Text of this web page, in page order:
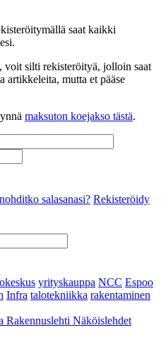
saat kaikki
voit silti rekisteröityä, jolloin saat
artikkeleita, mutta et pääse
maksuton koejakso tästä.
salasanasi? Rekisteröidy
yrityskauppa NCC Espoo
Infra talotekniikka rakentaminen
Rakennuslehti Näköislehdet